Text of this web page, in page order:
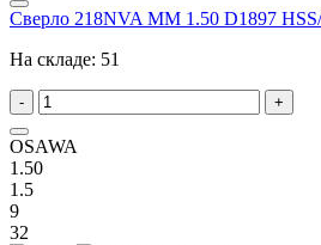
Сверло 218NVA MM 1.50 D1897
На складе: 51
- +
OSAWA
1.50
1.5
9
32